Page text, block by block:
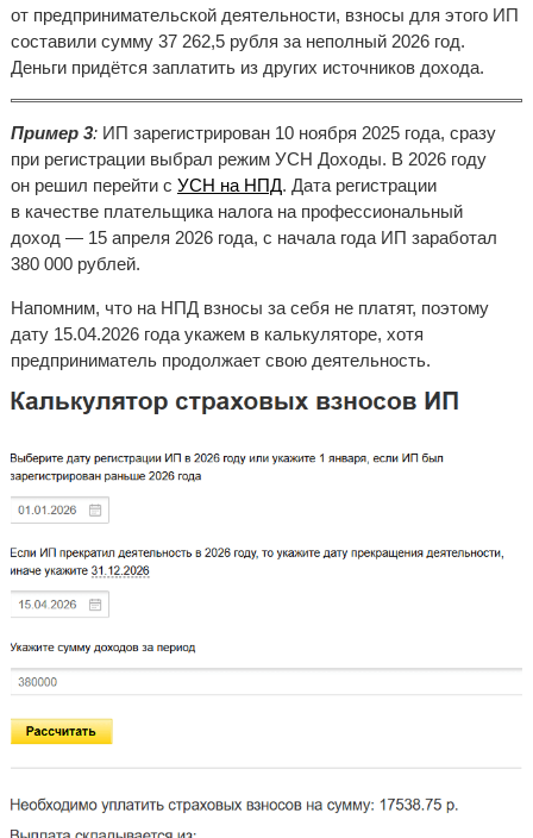
от предпринимательской деятельности, взносы для этого ИП
составили сумму 37 262,5 рубля за неполный 2026 год.
Деньги придётся заплатить из других источников дохода.
Пример 3:ИП зарегистрирован 10 ноября 2025 года, сразу
при регистрации выбрал режим УСН Доходы. В 2026 году
он решил перейти с УСН на НПД. Дата регистрации
в качестве плательщика налога на профессиональный
доход — 15 апреля 2026 года, с начала года ИП заработал
380 000 рублей.
Напомним, что на НПД взносы за себя не платят, поэтому
дату 15.04.2026 года укажем в калькуляторе, хотя
предприниматель продолжает свою деятельность.